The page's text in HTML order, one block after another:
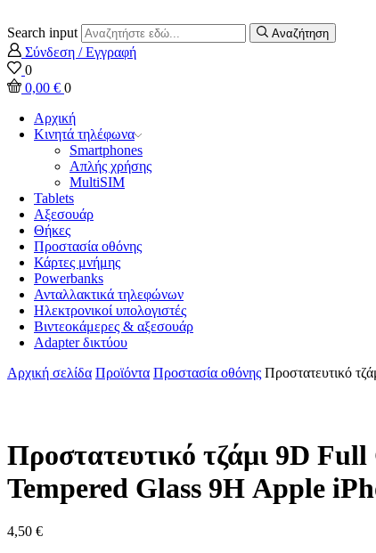
Search input Αναζήτηση
Σύνδεση / Εγγραφή
0
0,00 € 0
Αρχική
Κινητά τηλέφωνα
Smartphones
Απλής χρήσης
MultiSIM
Tablets
Αξεσουάρ
Θήκες
Προστασία οθόνης
Κάρτες μνήμης
Powerbanks
Ανταλλακτικά τηλεφώνων
Ηλεκτρονικοί υπολογιστές
Βιντεοκάμερες & αξεσουάρ
Adapter δικτύου
Αρχική σελίδα Προϊόντα Προστασία οθόνης Προστατευτικό
Προστατευτικό τζάμι 9D
Tempered Glass 9H Αpple
4,50 €